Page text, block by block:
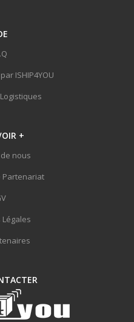
ISHIP4YOU
+
nous
Partenariat